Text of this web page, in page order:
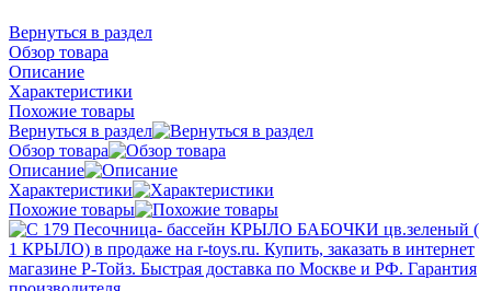
Вернуться в раздел
Обзор товара
Описание
Характеристики
Похожие товары
Вернуться в раздел
Обзор товара
Описание
Характеристики
Похожие товары